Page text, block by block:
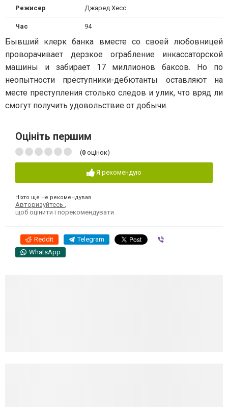
Режисер Джаред Хесс
Час 94
Бывший клерк банка вместе со своей любовницей
проворачивает дерзкое ограбление инкассаторской
машины и забирает 17 миллионов баксов. Но по
неопытности преступники-дебютанты оставляют на
месте преступления столько следов и улик, что вряд ли
смогут получить удовольствие от добычи.
Оцініть першим
(0 оцінок)
Я рекомендую
Ніхто ще не рекомендував
Авторизуйтесь ,
щоб оцінити і порекомендувати
Reddit Telegram
WhatsApp